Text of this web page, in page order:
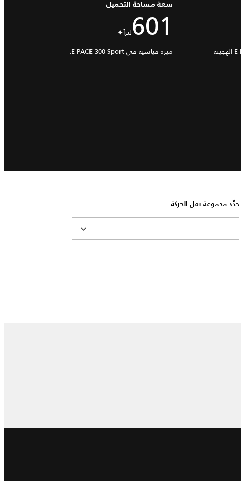
(من لتر/100 كم) في سيارة E-PACE الهجينة
سعة مساحة التحميل
601لتراً✦
ميزة قياسية في E-PACE 300 Sport.
حدِّد مجموعة نقل الحركة